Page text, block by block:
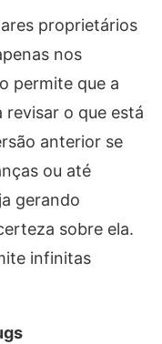
proprietários
nos
permite que a
revisar o que está
anterior se
ou até
gerando
sobre ela.
infinitas